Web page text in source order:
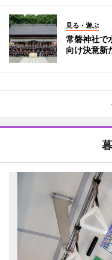
見る・遊ぶ
常磐神社で
向け決意新